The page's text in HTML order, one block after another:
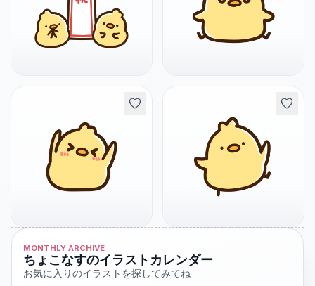
MONTHLY ARCHIVE
ちょこなすのイラストカレンダー
お気に入りのイラストを探してみてね